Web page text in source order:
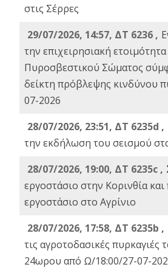
στις Σέρρες
29/07/2026, 14:57, ΔΤ 6236 ,
την επιχειρησιακή
Πυροσβεστικού Σώματος
δείκτη πρόβλεψης κινδύνου
07-2026
28/07/2026, 23:51, ΔΤ 6235d ,
την εκδήλωση του σεισμού
28/07/2026, 19:00, ΔΤ 6235c ,
εργοστάσιο στην Κορινθία και
εργοστάσιο στο Αγρίνιο
28/07/2026, 17:58, ΔΤ 6235b ,
τις αγροτοδασικές πυρκαγιές
24ωρου από Ω/18:00/27-07-